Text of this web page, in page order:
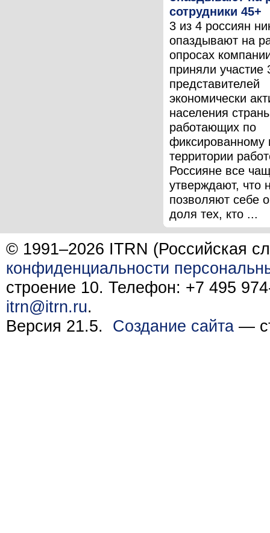
сотрудники 45+
3 из 4 россиян
опаздывают на
опросах
приняли участие
представителей
экономически
населения
работающих по
фиксированному
территории
Россияне все
утверждают, что
позволяют себе
доля тех, кто ...
© 1991–2026 ITRN (Российская
конфиденциальности
строение 10. Телефон: +7 495
itrn@itrn.ru.
Версия 21.5. Создание сайта —